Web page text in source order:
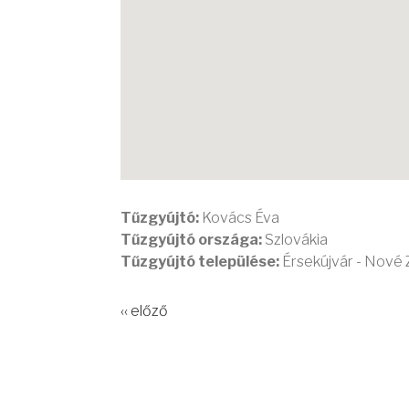
Tűzgyújtó: Kovács Éva
Tűzgyújtó országa: Szlovákia
Tűzgyújtó települése: Érsekújvár - Nové
‹‹ előző